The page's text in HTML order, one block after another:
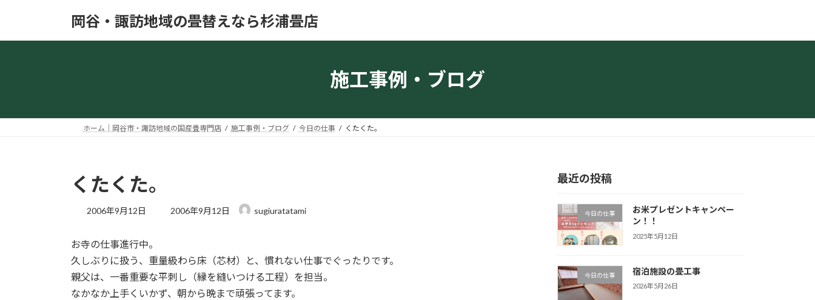
岡谷・諏訪地域の畳替えなら杉浦畳店
施工事例・ブログ
ホーム｜岡谷市・諏訪地域の国産畳専門店 施工事例・ブログ 今日の仕事 くたくた。
くたくた。
2006年9月12日
最
日
時
:
2006年9月12日 sugiuratatami
お寺の仕事進行中。
久しぶりに扱う、重量級わら床（芯材）と、慣れない仕事でぐったりです。
親父は、一番重要な平刺し（縁を縫いつける工程）を担当。
なかなか上手くいかず、朝から晩まで頑張ってます。
最近の投稿
今日の仕事
お米プレゼントキャンペー
ン！！
2025年5月12日
今日の仕事 宿泊施設の畳工事
2026年5月26日